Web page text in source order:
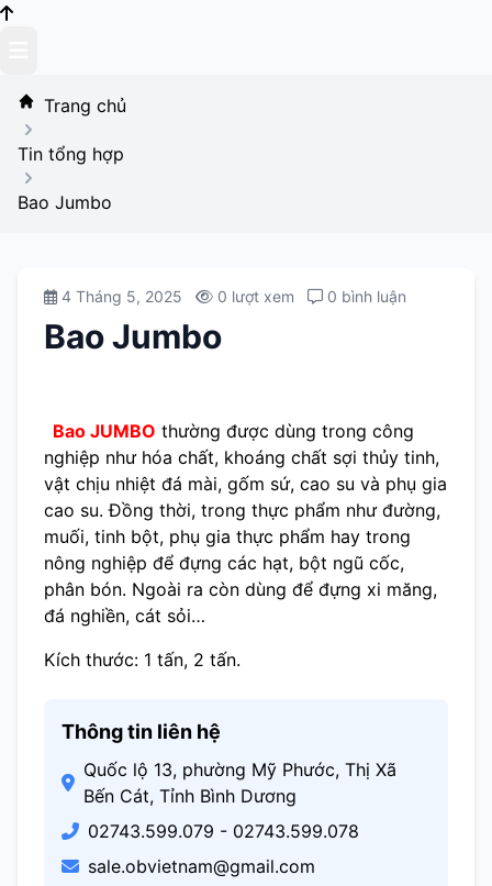
content
Trang chủ
Tin tổng hợp
Bao Jumbo
4 Tháng 5, 2025 0 lượt xem 0 bình luận
Bao Jumbo
Bao JUMBO thường được dùng trong công
nghiệp như hóa chất, khoáng chất sợi thủy tinh,
vật chịu nhiệt đá mài, gốm sứ, cao su và phụ gia
cao su. Đồng thời, trong thực phẩm như đường,
muối, tinh bột, phụ gia thực phẩm hay trong
nông nghiệp để đựng các hạt, bột ngũ cốc,
phân bón. Ngoài ra còn dùng để đựng xi măng,
đá nghiền, cát sỏi…
Kích thước: 1 tấn, 2 tấn.
Thông tin liên hệ
Quốc lộ 13, phường Mỹ Phước, Thị Xã
Bến Cát, Tỉnh Bình Dương
02743.599.079 - 02743.599.078
sale.obvietnam@gmail.com